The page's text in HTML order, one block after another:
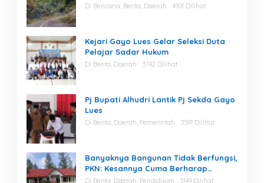
Dilakukan Perawatan
Di Bencana, Berita, Daerah 4101 Dilihat
Kejari Gayo Lues Gelar Seleksi Duta
Pelajar Sadar Hukum
Di Berita, Daerah 3742 Dilihat
Pj Bupati Alhudri Lantik Pj Sekda Gayo
Lues
Di Berita, Daerah, Pemerintah 3591 Dilihat
Banyaknya Bangunan Tidak Berfungsi,
PKN: Kesannya Cuma Berharap
Kegiatan
Di Berita, Daerah, Pendidikan 3149 Dilihat